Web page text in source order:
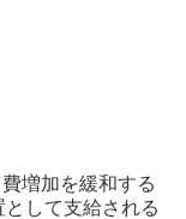
増加を緩和する
して支給される